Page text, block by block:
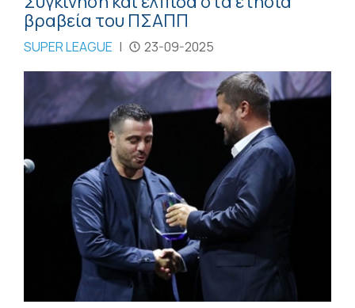
βραβεία του ΠΣΑΠΠ
SUPER LEAGUE | 23-09-2025